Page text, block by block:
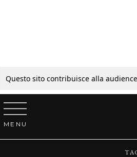
Questo sito contribuisce alla
Vai al contenuto
MENU